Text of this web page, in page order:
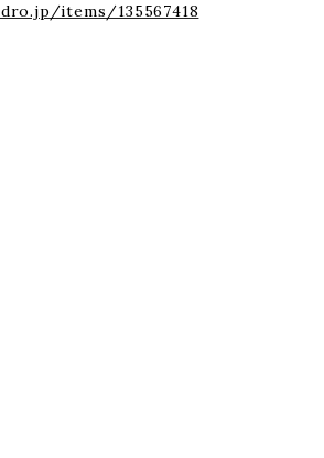
items/135567418